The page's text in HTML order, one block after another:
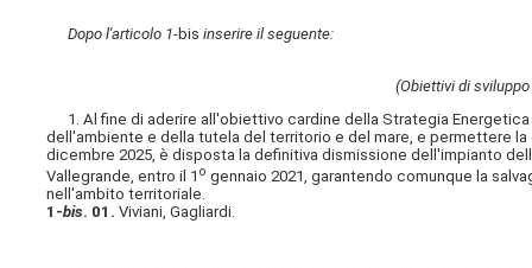
Dopo l'articolo 1-bisinserire il seguente:
(Obiettivi di
1. Al fine di aderire all'obiettivo cardine della Strategia
dell'ambiente e della tutela del territorio e del mare, e permettere
dicembre 2025, è disposta la definitiva dismissione dell'impianto
Vallegrande, entro il 1 o gennaio 2021, garantendo comunque la
nell'ambito territoriale.
1-bis. 01. Viviani, Gagliardi.